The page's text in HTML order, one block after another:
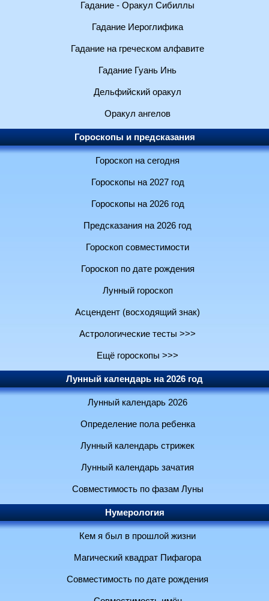
Гадание - Оракул Сибиллы
Гадание Иероглифика
Гадание на греческом алфавите
Гадание Гуань Инь
Дельфийский оракул
Оракул ангелов
Гороскопы и предсказания
Гороскоп на сегодня
Гороскопы на 2027 год
Гороскопы на 2026 год
Предсказания на 2026 год
Гороскоп совместимости
Гороскоп по дате рождения
Лунный гороскоп
Асцендент (восходящий знак)
Астрологические тесты >>>
Ещё гороскопы >>>
Лунный календарь на 2026 год
Лунный календарь 2026
Определение пола ребенка
Лунный календарь стрижек
Лунный календарь зачатия
Совместимость по фазам Луны
Нумерология
Кем я был в прошлой жизни
Магический квадрат Пифагора
Совместимость по дате рождения